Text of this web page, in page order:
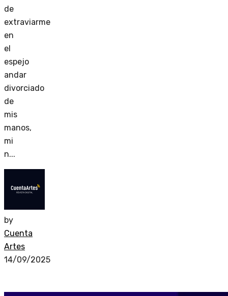
de
extraviarme
en
el
espejo
andar
divorciado
de
mis
manos,
mi
n...
by
Cuenta
Artes
14/09/2025